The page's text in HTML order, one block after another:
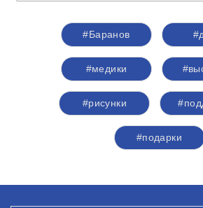
#Баранов
#медики
#рисунки
#подарки